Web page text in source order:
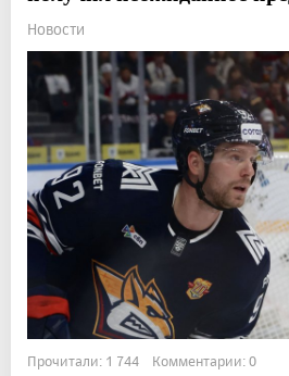
Новости
Прочитали: 1 744 Комментарии: 0